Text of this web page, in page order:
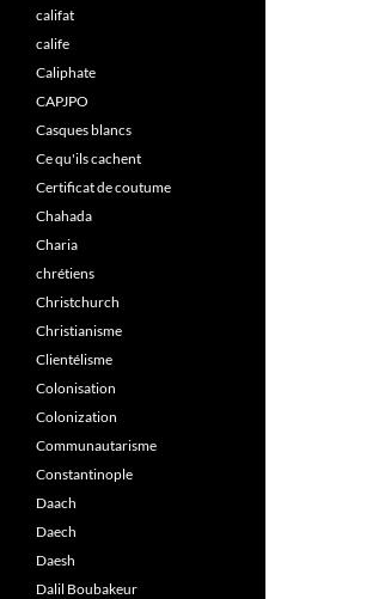
califat
calife
Caliphate
CAPJPO
Casques blancs
Ce qu'ils cachent
Certificat de coutume
Chahada
Charia
chrétiens
Christchurch
Christianisme
Clientélisme
Colonisation
Colonization
Communautarisme
Constantinople
Daach
Daech
Daesh
Dalil Boubakeur